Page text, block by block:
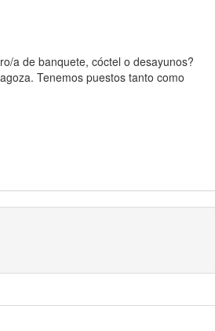
a de banquete, cóctel o desayunos?
Tenemos puestos tanto como